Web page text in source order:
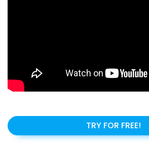
TRY FOR FREE!